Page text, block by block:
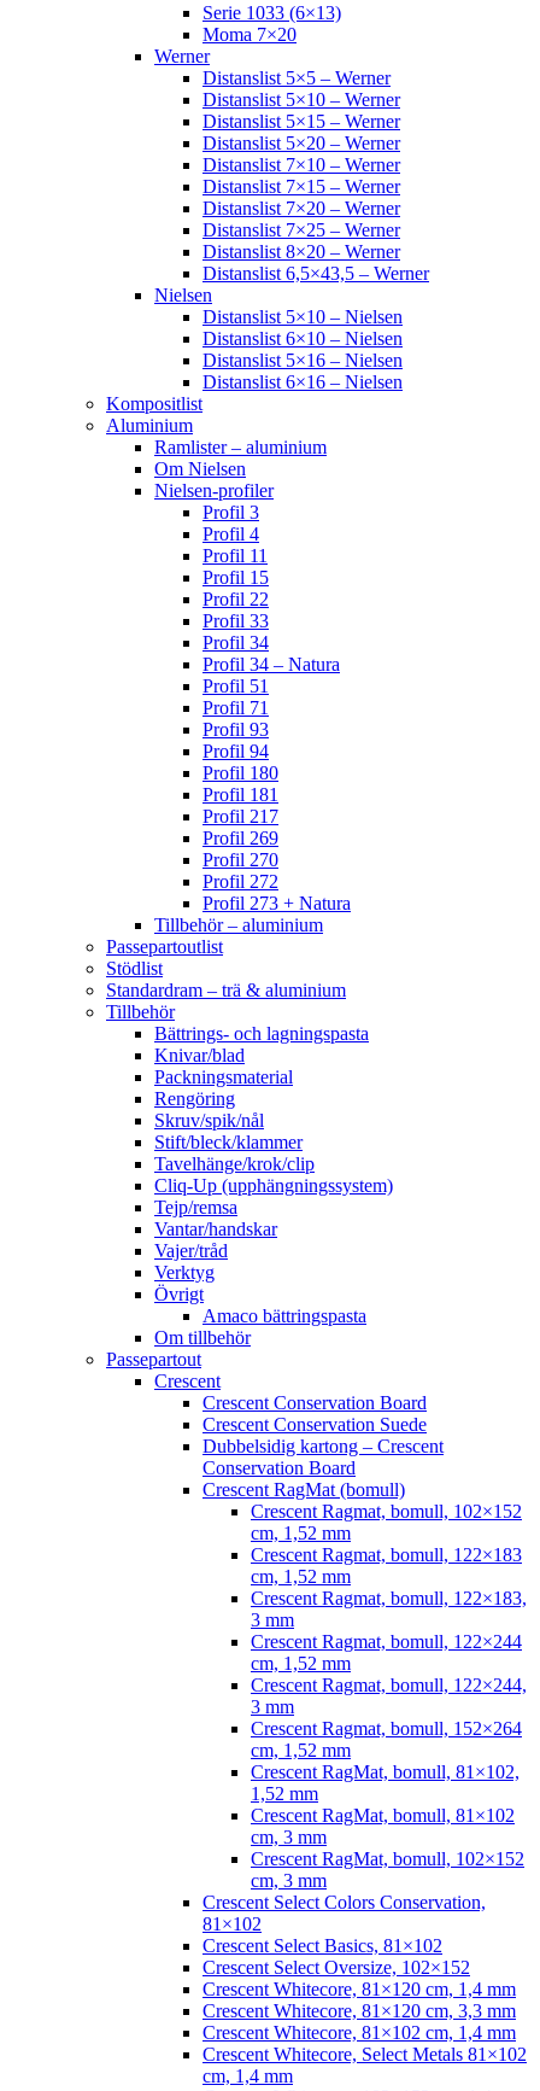
Serie 1033 (6×13)
Moma 7×20
Werner
Distanslist 5×5 – Werner
Distanslist 5×10 – Werner
Distanslist 5×15 – Werner
Distanslist 5×20 – Werner
Distanslist 7×10 – Werner
Distanslist 7×15 – Werner
Distanslist 7×20 – Werner
Distanslist 7×25 – Werner
Distanslist 8×20 – Werner
Distanslist 6,5×43,5 – Werner
Nielsen
Distanslist 5×10 – Nielsen
Distanslist 6×10 – Nielsen
Distanslist 5×16 – Nielsen
Distanslist 6×16 – Nielsen
Kompositlist
Aluminium
Ramlister – aluminium
Om Nielsen
Nielsen-profiler
Profil 3
Profil 4
Profil 11
Profil 15
Profil 22
Profil 33
Profil 34
Profil 34 – Natura
Profil 51
Profil 71
Profil 93
Profil 94
Profil 180
Profil 181
Profil 217
Profil 269
Profil 270
Profil 272
Profil 273 + Natura
Tillbehör – aluminium
Passepartoutlist
Stödlist
Standardram – trä & aluminium
Tillbehör
Bättrings- och lagningspasta
Knivar/blad
Packningsmaterial
Rengöring
Skruv/spik/nål
Stift/bleck/klammer
Tavelhänge/krok/clip
Cliq-Up (upphängningssystem)
Tejp/remsa
Vantar/handskar
Vajer/tråd
Verktyg
Övrigt
Amaco bättringspasta
Om tillbehör
Passepartout
Crescent
Crescent Conservation Board
Crescent Conservation Suede
Dubbelsidig kartong – Crescent
Conservation Board
Crescent RagMat (bomull)
Crescent Ragmat, bomull, 102×152
cm, 1,52 mm
Crescent Ragmat, bomull, 122×183
cm, 1,52 mm
Crescent Ragmat, bomull, 122×183,
3 mm
Crescent Ragmat, bomull, 122×244
cm, 1,52 mm
Crescent Ragmat, bomull, 122×244,
3 mm
Crescent Ragmat, bomull, 152×264
cm, 1,52 mm
Crescent RagMat, bomull, 81×102,
1,52 mm
Crescent RagMat, bomull, 81×102
cm, 3 mm
Crescent RagMat, bomull, 102×152
cm, 3 mm
Crescent Select Colors Conservation,
81×102
Crescent Select Basics, 81×102
Crescent Select Oversize, 102×152
Crescent Whitecore, 81×120 cm, 1,4 mm
Crescent Whitecore, 81×120 cm, 3,3 mm
Crescent Whitecore, 81×102 cm, 1,4 mm
Crescent Whitecore, Select Metals 81×102
cm, 1,4 mm